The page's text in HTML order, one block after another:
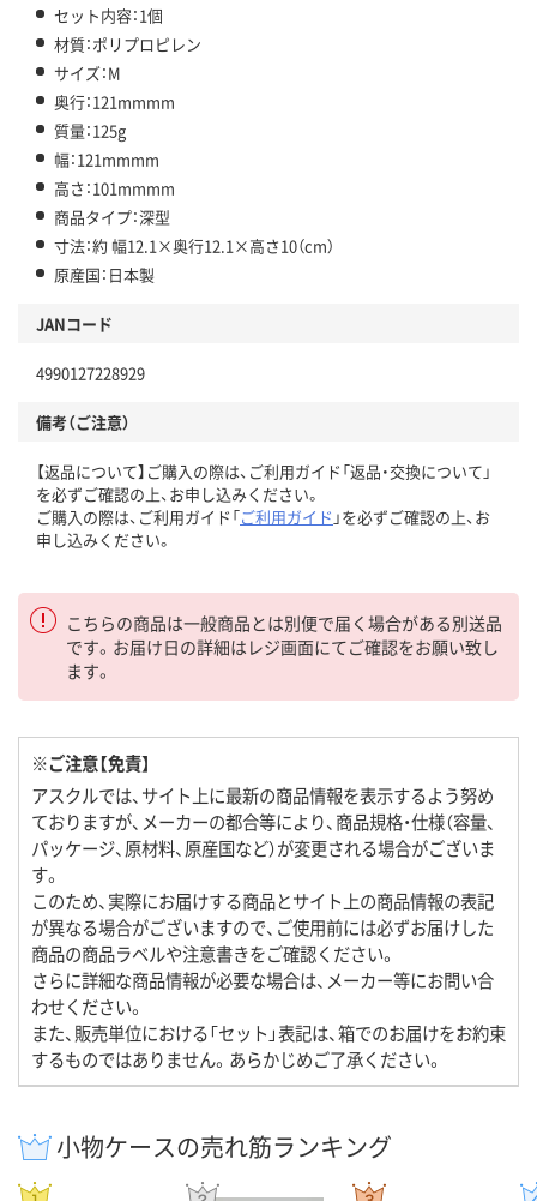
セット内容：1個
材質：ポリプロピレン
サイズ：M
奥行：121mmmm
質量：125g
幅：121mmmm
高さ：101mmmm
商品タイプ：深型
寸法：約 幅12.1×奥行12.1×高さ10（cm）
原産国：日本製
JANコード
4990127228929
備考（ご注意）
【返品について】ご購入の際は、ご利用ガイド「返品・交換について」
を必ずご確認の上、お申し込みください。
ご購入の際は、ご利用ガイド「ご利用ガイド 」を必ずご確認の上、お
申し込みください。
こちらの商品は一般商品とは別便で届く場合がある別送品
です。お届け日の詳細はレジ画面にてご確認をお願い致し
ます。
※ご注意【免責】
アスクルでは、サイト上に最新の商品情報を表示するよう努め
ておりますが、メーカーの都合等により、商品規格・仕様（容量、
パッケージ、原材料、原産国など）が変更される場合がございま
す。
このため、実際にお届けする商品とサイト上の商品情報の表記
が異なる場合がございますので、ご使用前には必ずお届けした
商品の商品ラベルや注意書きをご確認ください。
さらに詳細な商品情報が必要な場合は、メーカー等にお問い合
わせください。
また、販売単位における「セット」表記は、箱でのお届けをお約束
するものではありません。あらかじめご了承ください。
小物ケースの売れ筋ランキング